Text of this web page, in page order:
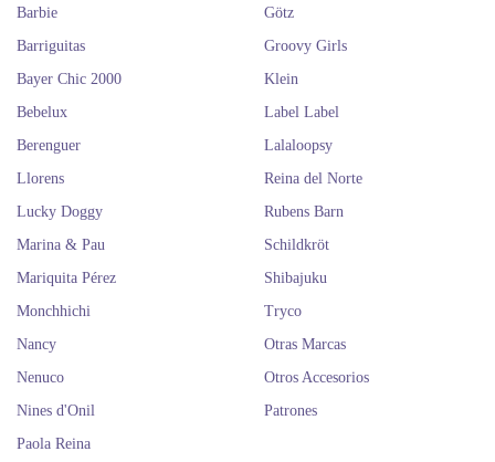
Barbie
Barriguitas
Bayer Chic 2000
Bebelux
Berenguer
Götz
Groovy Girls
Klein
Label Label
Lalaloopsy
Llorens
Lucky Doggy
Marina & Pau
Mariquita Pérez
Monchhichi
Nancy
Nenuco
Nines d'Onil
Paola Reina
Reina del Norte
Rubens Barn
Schildkröt
Shibajuku
Tryco
Otras Marcas
Otros Accesorios
Patrones